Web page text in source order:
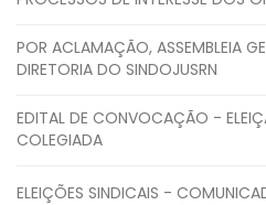
POR ACLAMAÇÃO, ASSEMBLEIA
DIRETORIA DO SINDOJUSRN
EDITAL DE CONVOCAÇÃO -
COLEGIADA
ELEIÇÕES SINDICAIS -